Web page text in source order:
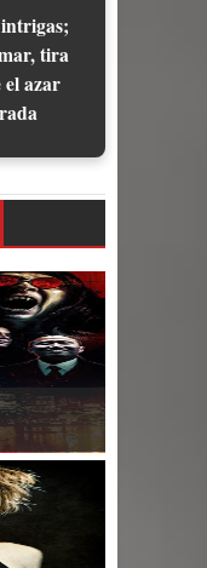
tira
el azar